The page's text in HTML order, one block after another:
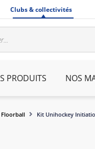
Clubs & collectivités
PRODUITS NOS
Floorball Kit Unihockey